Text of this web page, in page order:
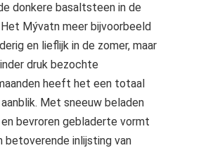
donkere basaltsteen in de
Mývatn meer bijvoorbeeld
en lieflijk in de zomer, maar
druk bezochte
heeft het een totaal
Met sneeuw beladen
bevroren gebladerte vormt
betoverende inlijsting van